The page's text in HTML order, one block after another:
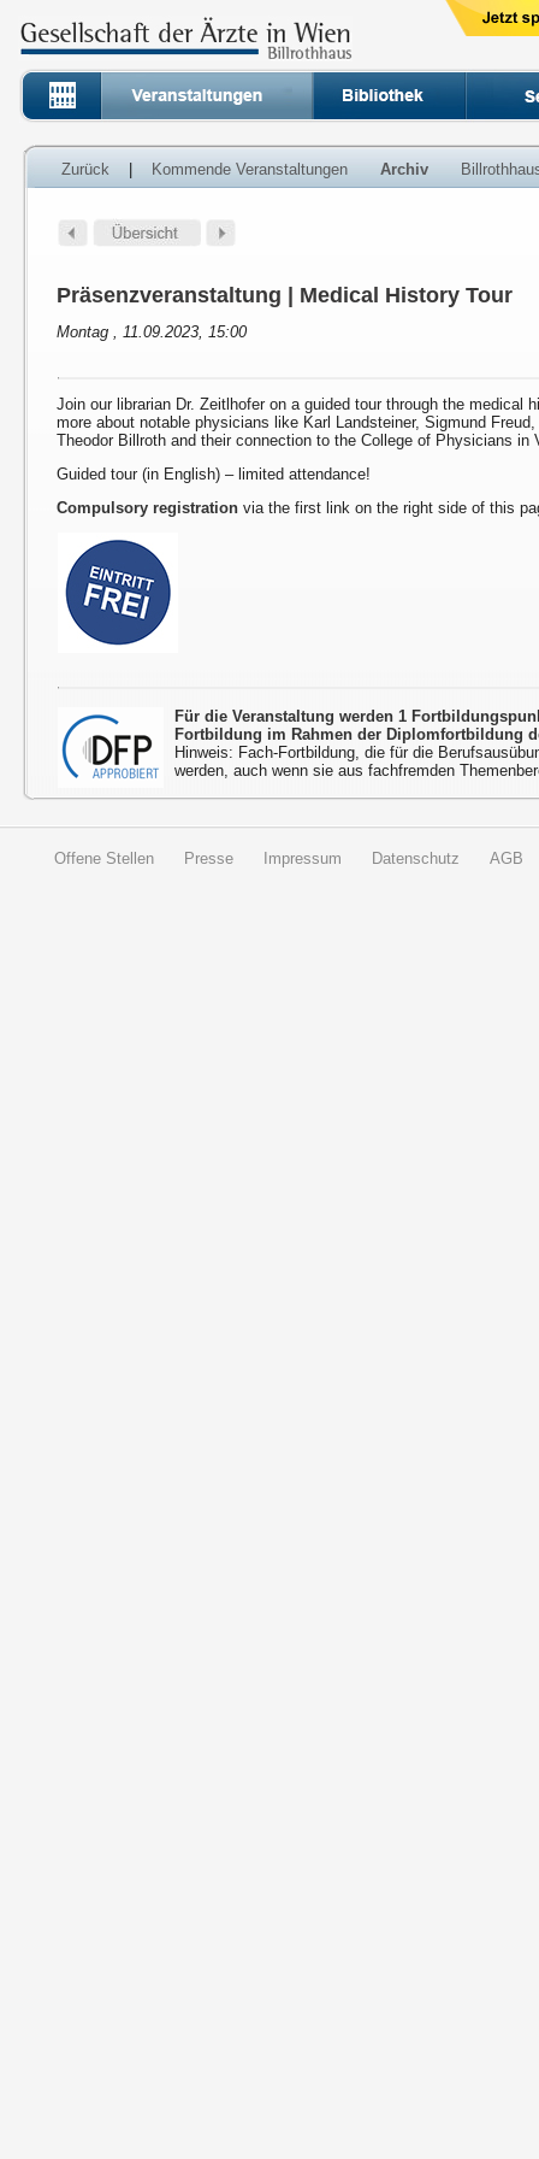
Zurück Kommende Veranstaltungen Archiv
Präsenzveranstaltung | Medical History Tour
Montag , 11.09.2023, 15:00
Join our librarian Dr. Zeitlhofer on a guided tour through the medical
more about notable physicians like Karl Landsteiner, Sigmund
Theodor Billroth and their connection to the College of Physicians in
Guided tour (in English) – limited attendance!
Compulsory registration via the first link on the right side of this
Für die Veranstaltung werden 1
Fortbildung im Rahmen der Diplomfortbildung
Hinweis: Fach-Fortbildung, die für die
werden, auch wenn sie aus fachfremden
Offene Stellen Presse Impressum Datenschutz AGB